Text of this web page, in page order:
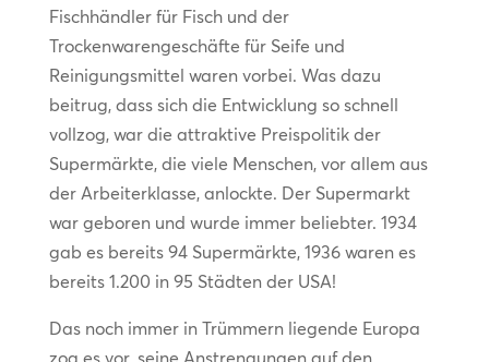
Fischhändler für Fisch und der
Trockenwarengeschäfte für Seife und
Reinigungsmittel waren vorbei. Was dazu
beitrug, dass sich die Entwicklung so schnell
vollzog, war die attraktive Preispolitik der
Supermärkte, die viele Menschen, vor allem aus
der Arbeiterklasse, anlockte. Der Supermarkt
war geboren und wurde immer beliebter. 1934
gab es bereits 94 Supermärkte, 1936 waren es
bereits 1.200 in 95 Städten der USA!
Das noch immer in Trümmern liegende Europa